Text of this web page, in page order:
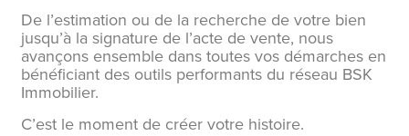
De l’estimation ou de la recherche de votre bien
jusqu’à la signature de l’acte de vente, nous
avançons ensemble dans toutes vos démarches en
bénéficiant des outils performants du réseau BSK
Immobilier.
C’est le moment de créer votre histoire.